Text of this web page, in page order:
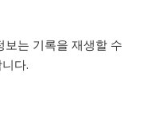
는 기록을 재생할 수
다.